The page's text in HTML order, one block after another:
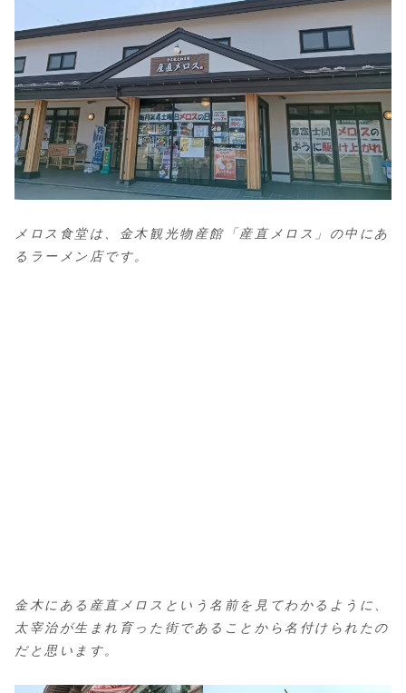
メロス食堂は、金木観光物産館「産直メロス」の中にあ
るラーメン店です。
金木にある産直メロスという名前を見てわかるように、
太宰治が生まれ育った街であることから名付けられたの
だと思います。